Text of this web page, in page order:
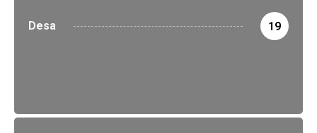
Desa 19